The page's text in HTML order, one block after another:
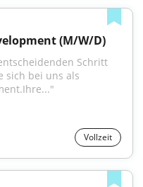
(M/W/D)
Schritt
Vollzeit